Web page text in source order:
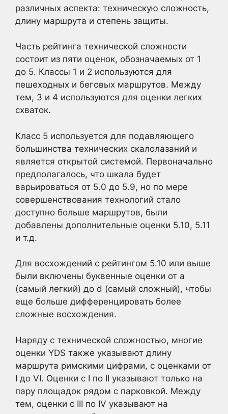
различных аспекта: техническую сложность,
длину маршрута и степень защиты.
Часть рейтинга технической сложности
состоит из пяти оценок, обозначаемых от 1
до 5. Классы 1 и 2 используются для
пешеходных и беговых маршрутов. Между
тем, 3 и 4 используются для оценки легких
схваток.
Класс 5 используется для подавляющего
большинства технических скалолазаний и
является открытой системой. Первоначально
предполагалось, что шкала будет
варьироваться от 5.0 до 5.9, но по мере
совершенствования технологий стало
доступно больше маршрутов, были
добавлены дополнительные оценки 5.10, 5.11
и т.д.
Для восхождений с рейтингом 5.10 или выше
были включены буквенные оценки от a
(самый легкий) до d (самый сложный), чтобы
еще больше дифференцировать более
сложные восхождения.
Наряду с технической сложностью, многие
оценки YDS также указывают длину
маршрута римскими цифрами, с оценками от
I до VI. Оценки с I по II указывают только на
пару площадок рядом с парковкой. Между
тем, оценки с III по IV указывают на